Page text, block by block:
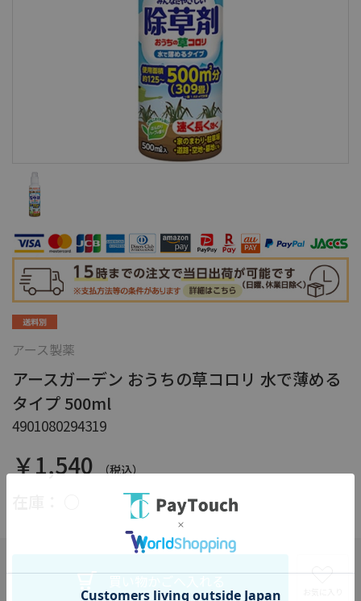
アース製薬
アースガーデン おうちの草コロリ 水で薄める
タイプ 500ml
4901080294319
￥1,540 （税込）